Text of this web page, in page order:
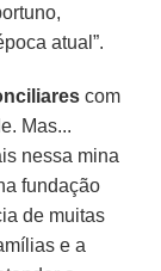
atual”.
com
Mas...
nessa mina
fundação
de muitas
e a